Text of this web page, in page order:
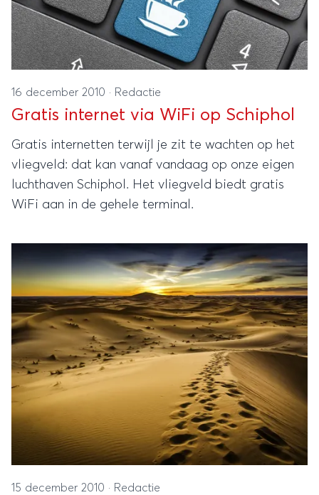
16 december 2010 · Redactie
Gratis internet via WiFi op Schiphol
Gratis internetten terwijl je zit te wachten op het
vliegveld: dat kan vanaf vandaag op onze eigen
luchthaven Schiphol. Het vliegveld biedt gratis
WiFi aan in de gehele terminal.
15 december 2010 · Redactie